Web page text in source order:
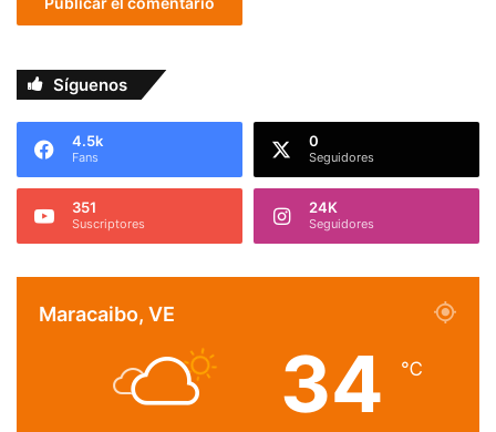
Síguenos
4.5k
Fans
0
Seguidores
351
Suscriptores
24K
Seguidores
Maracaibo, VE
34 ℃